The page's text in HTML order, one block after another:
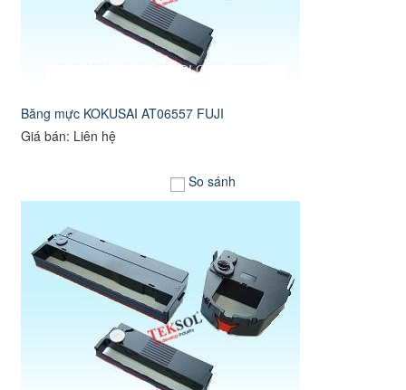
Băng mực KOKUSAI AT06557 FUJI
Giá bán: Liên hệ
So sánh